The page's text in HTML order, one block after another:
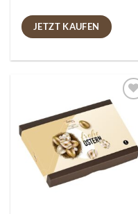
JETZT KAUFEN
Auf die
Wunschliste